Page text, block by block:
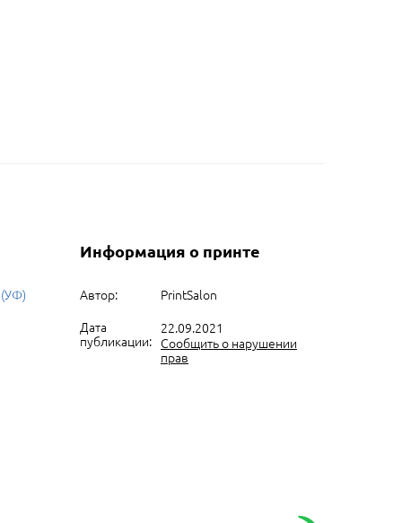
(УФ)
Информация о принте
Автор:
PrintSalon
Дата
публикации:
22.09.2021
Сообщить о нарушении
прав